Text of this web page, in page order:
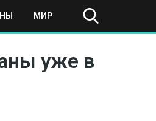
МИР
уже в